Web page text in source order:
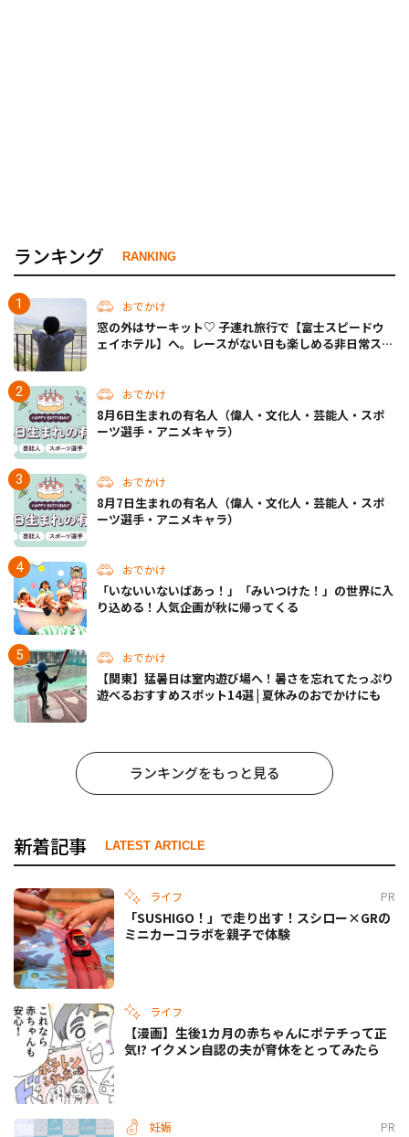
ランキング RANKING
おでかけ
窓の外はサーキット♡ 子連れ旅行で【富士スピードウ
ェイホテル】へ。レースがない日も楽しめる非日常ステ
おでかけ
8月6日生まれの有名人（偉人・文化人・芸能人・スポ
ーツ選手・アニメキャラ）
おでかけ
8月7日生まれの有名人（偉人・文化人・芸能人・スポ
ーツ選手・アニメキャラ）
おでかけ
「いないいないばあっ！」「みいつけた！」の世界に入
り込める！人気企画が秋に帰ってくる
おでかけ
【関東】猛暑日は室内遊び場へ！暑さを忘れてたっぷり
遊べるおすすめスポット14選 | 夏休みのおでかけにも
ランキングをもっと見る
新着記事 LATEST ARTICLE
ライフ PR
「SUSHIGO！」で走り出す！スシロー×GRの
ミニカーコラボを親子で体験
ライフ
【漫画】生後1カ月の赤ちゃんにポテチって正
気!? イクメン自認の夫が育休をとってみたら
妊娠 PR